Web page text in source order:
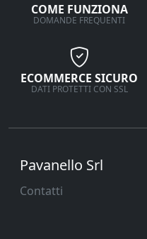
COME FUNZIONA
DOMANDE FREQUENTI
ECOMMERCE SICURO
DATI PROTETTI CON SSL
Pavanello Srl
Contatti